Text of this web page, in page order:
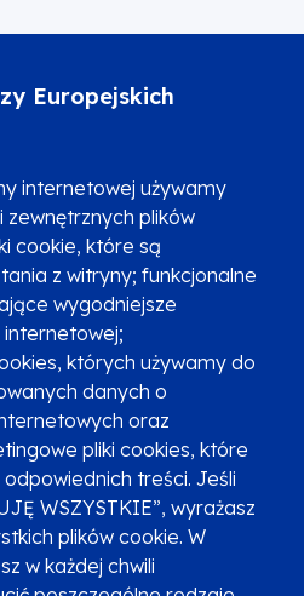
internetowej używamy
zewnętrznych plików
cookie, które są
z witryny; funkcjonalne
wygodniejsze
których używamy do
danych o
oraz
pliki cookies, które
odpowiednich treści. Jeśli
WSZYSTKIE”, wyrażasz
plików cookie. W
w każdej chwili
Europejskich
niezgodności z KPP i KPON
Fundusze SMS-em
pytania
Promocja projektu
Fundusze 2014-2020
prywatności